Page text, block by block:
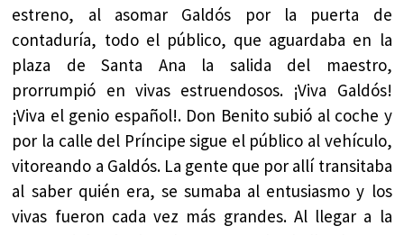
estreno, al asomar Galdós por la puerta de
contaduría, todo el público, que aguardaba en la
plaza de Santa Ana la salida del maestro,
prorrumpió en vivas estruendosos. ¡Viva Galdós!
¡Viva el genio español!. Don Benito subió al coche y
por la calle del Príncipe sigue el público al vehículo,
vitoreando a Galdós. La gente que por allí transitaba
al saber quién era, se sumaba al entusiasmo y los
vivas fueron cada vez más grandes. Al llegar a la